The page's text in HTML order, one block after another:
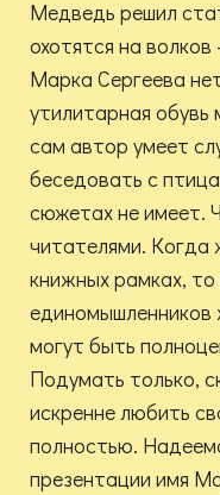
Медведь решил
охотятся на
Марка Сергеева
утилитарная
сам автор умеет
беседовать с
сюжетах не имеет.
читателями. Когда
книжных рамках, то
единомышленников
могут быть
Подумать только,
искренне любить
полностью.
презентации имя